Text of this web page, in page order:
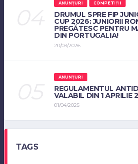
ANUNȚURI COMPETIȚII
DRUMUL SPRE FIP
CUP 2026: JUNIORII
PREGĂTESC PENTRU
DIN PORTUGALIA!
20/03/2026
ANUNȚURI
REGULAMENTUL
VALABIL DIN 1 APRILIE
01/04/2025
TAGS